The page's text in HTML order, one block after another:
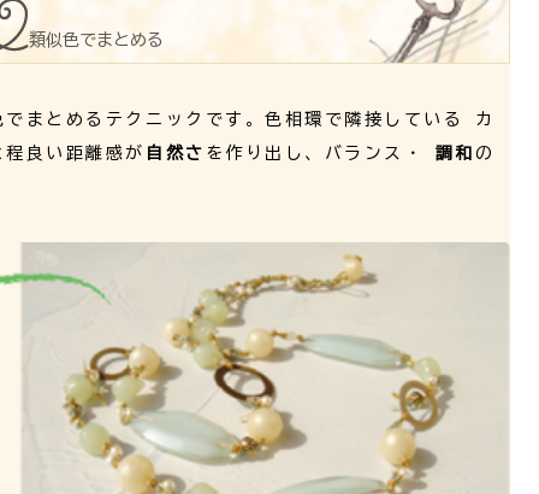
類似色でまとめる
まとめるテクニックです。色相環で隣接している カ
程良い距離感が 自然さ を作り出し、バランス・ 調和 の